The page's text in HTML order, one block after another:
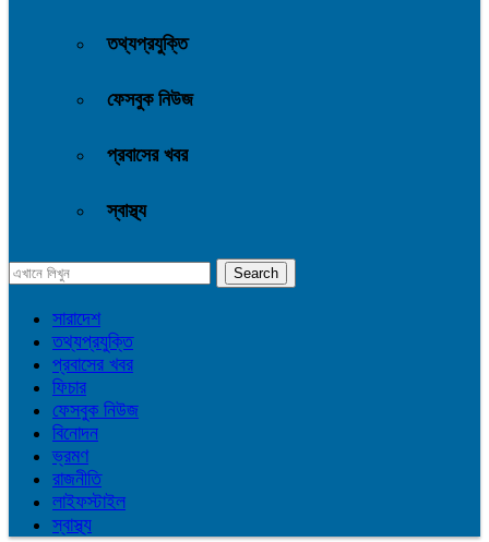
তথ্যপ্রযুক্তি
ফেসবুক নিউজ
প্রবাসের খবর
স্বাস্থ্য
সারাদেশ
তথ্যপ্রযুক্তি
প্রবাসের খবর
ফিচার
ফেসবুক নিউজ
বিনোদন
ভ্রমণ
রাজনীতি
লাইফস্টাইল
স্বাস্থ্য